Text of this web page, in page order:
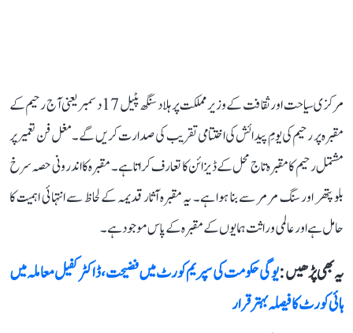
مرکزی سیاحت اور ثقافت کے وزیر مملکت پرہلاد سنگھ پٹیل 17 دسمبر یعنی آج رحیم کے
مقبرہ پر رحیم کی یومِ پیدائش کی اختتامی تقریب کی صدارت کریں گے۔ مغل فن تعمیر پر
مشتمل رحیم کا مقبرہ تاج محل کے ڈیزائن کا تعارف کراتا ہے۔ مقبرہ کا اندرونی حصہ سرخ
بلو پتھر اور سنگ مرمر سے بنا ہوا ہے۔ یہ مقبرہ آثار قدیمہ کے لحاظ سے انتہائی اہمیت کا
حامل ہے اور عالمی وراثت ہمایوں کے مقبرہ کے پاس موجود ہے۔
یہ بھی پڑھیں :یوگی حکومت کی سپریم کورٹ میں فضیحت، ڈاکٹر کفیل معاملہ میں
ہائی کورٹ کا فیصلہ بہتر قرار